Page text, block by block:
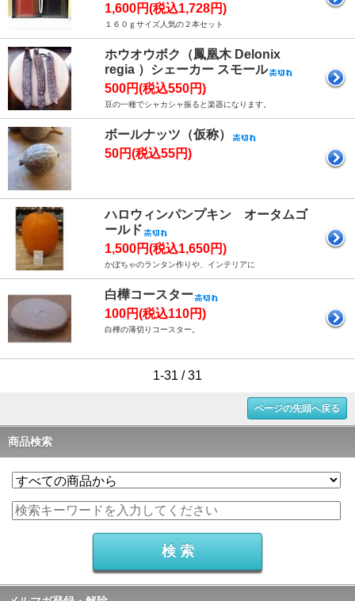
1,600円(税込1,728円)
１６０ｇサイズ人気の２本セット
ホウオウボク（鳳凰木 Delonix
regia ）シェーカー スモール
500円(税込550円)
豆の一種でシャカシャ振ると楽器になります。
ボールナッツ（仮称）
50円(税込55円)
ハロウィンパンプキン オータムゴ
ールド
1,500円(税込1,650円)
かぼちゃのランタン作りや、インテリアに
白樺コースター
100円(税込110円)
白樺の薄切りコースター。
1-31 / 31
ページの先頭へ戻る
商品検索